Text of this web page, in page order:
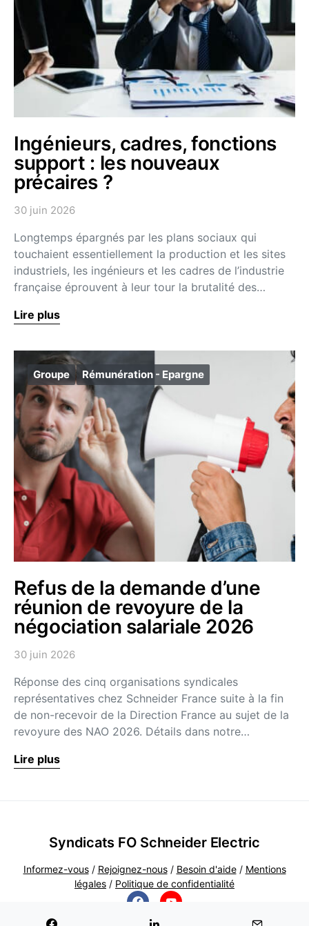
Ingénieurs, cadres, fonctions
support : les nouveaux
précaires ?
30 juin 2026
Longtemps épargnés par les plans sociaux qui
touchaient essentiellement la production et les sites
industriels, les ingénieurs et les cadres de l’industrie
française éprouvent à leur tour la brutalité des…
Lire plus
Groupe Rémunération - Epargne
Refus de la demande d’une
réunion de revoyure de la
négociation salariale 2026
30 juin 2026
Réponse des cinq organisations syndicales
représentatives chez Schneider France suite à la fin
de non-recevoir de la Direction France au sujet de la
revoyure des NAO 2026. Détails dans notre…
Lire plus
Syndicats FO Schneider Electric
Informez-vous/ Rejoignez-nous/ Besoin d'aide/ Mentions
légales / Politique de confidentialité